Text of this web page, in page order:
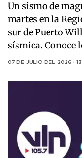
Un sismo de
martes en la
sur de Puerto
sísmica. Conoce
07 DE JULIO DEL 2026 ·